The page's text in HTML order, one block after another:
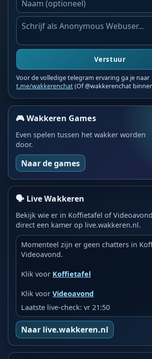
Verstuur
Voor de volledige telegram ervaring ga je naar
t.me/wakkerenchat(Of @wakkerenchat
🎮 Wakkeren Games
Even spelen tussen het wakker worden
door.
Naar de games
🗣️ Live Wakkeren
Bekijk wie er in Koffietafel of
direct een kamer op live.wakkeren.nl.
Momenteel zijn er geen chatters in
Videoavond.
Klik voor Koffietafel
Klik voorVideoavond
Laatste live-check: vr 21:50
Naar live.wakkeren.nl